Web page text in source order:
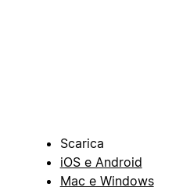
Scarica
iOS e Android
Mac e Windows